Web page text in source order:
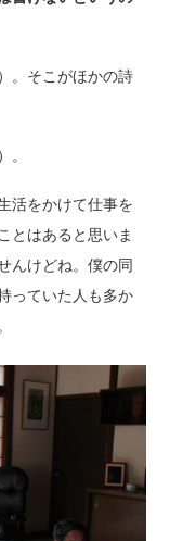
。そこがほかの詩
活をかけて仕事を
とはあると思いま
んけどね。僕の同
っていた人も多か